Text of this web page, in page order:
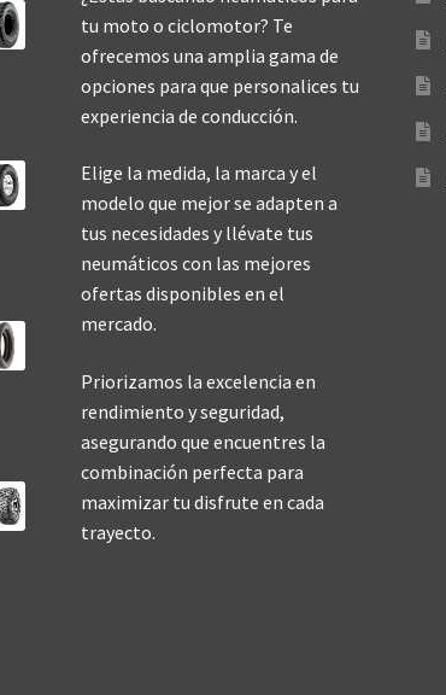
tu moto o ciclomotor? Te
ofrecemos una amplia gama de
opciones para que personalices tu
experiencia de conducción.
Elige la medida, la marca y el
modelo que mejor se adapten a
tus necesidades y llévate tus
neumáticos con las mejores
ofertas disponibles en el
mercado.
Priorizamos la excelencia en
rendimiento y seguridad,
asegurando que encuentres la
combinación perfecta para
maximizar tu disfrute en cada
trayecto.